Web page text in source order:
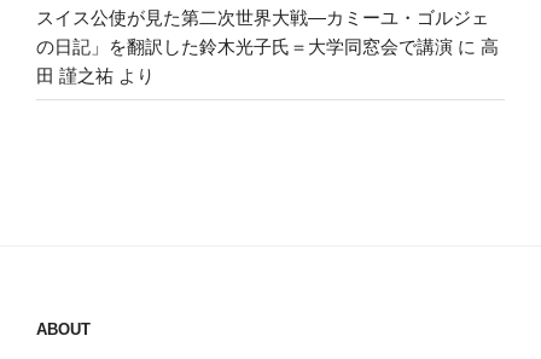
スイス公使が見た第二次世界大戦―カミーユ・ゴルジェ
の日記」を翻訳した鈴木光子氏＝大学同窓会で講演 に 高
田 謹之祐 より
ABOUT